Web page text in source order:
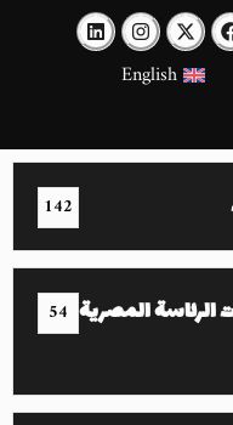
English
142
الرئاسة المصرية 54